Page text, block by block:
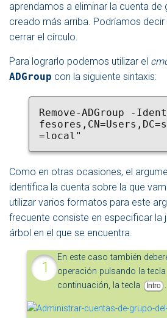
aprendamos a eliminar la cuenta de
creado más arriba. Podríamos
cerrar el círculo.
Para lograrlo podemos utilizar el
ADGroup con la siguiente sintaxis:
Remove-ADGroup -
=local"
Como en otras ocasiones, el
identifica la cuenta sobre la que
utilizar varios formatos para este
frecuente consiste en especificar la
árbol en el que se encuentra.
En este caso también
operación pulsando la tecla
continuación, la tecla
Intro .